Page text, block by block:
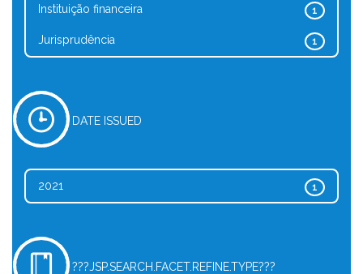
1
Instituição financeira
1
Jurisprudência
DATE ISSUED
1
2021
???JSP.SEARCH.FACET.REFINE.TYPE???